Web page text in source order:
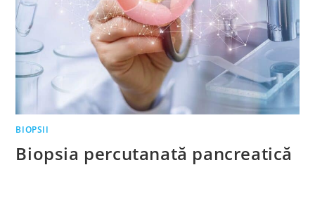
BIOPSII
Biopsia percutanată pancreatică